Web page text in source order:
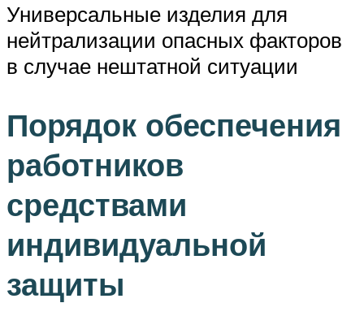
Универсальные изделия для
нейтрализации опасных факторов
в случае нештатной ситуации
Порядок обеспечения
работников
средствами
индивидуальной
защиты